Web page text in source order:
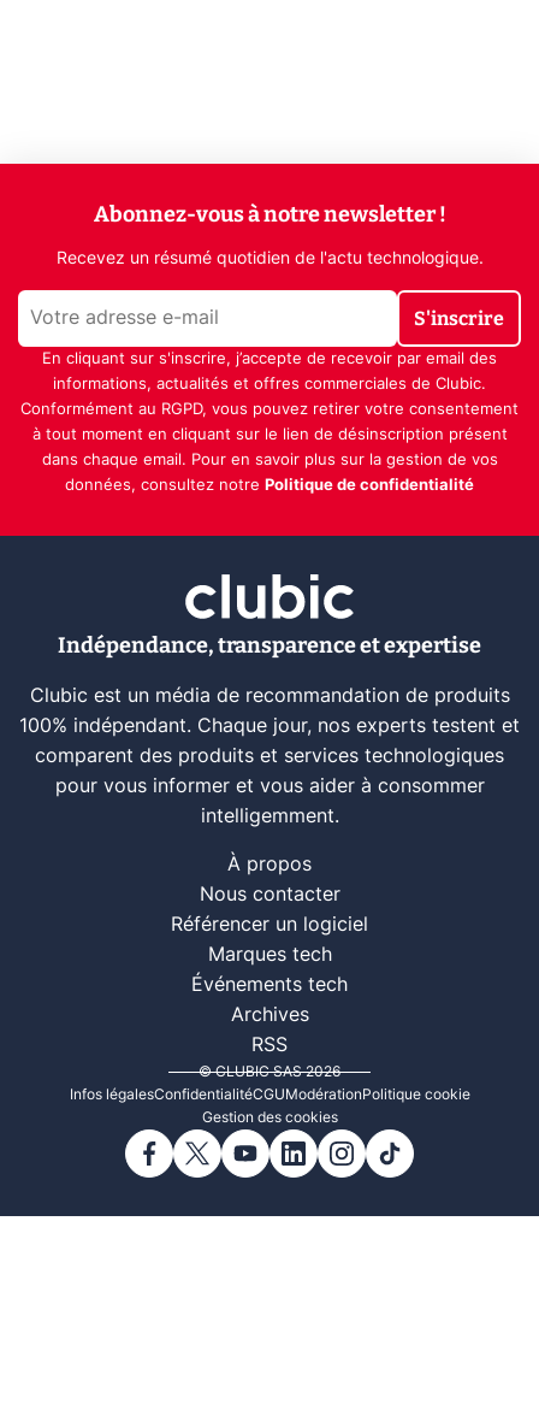
Abonnez-vous à notre newsletter !
Recevez un résumé quotidien de l'actu technologique.
S'inscrire
En cliquant sur s'inscrire, j’accepte de recevoir par email des
informations, actualités et offres commerciales de Clubic.
Conformément au RGPD, vous pouvez retirer votre consentement
à tout moment en cliquant sur le lien de désinscription présent
dans chaque email. Pour en savoir plus sur la gestion de vos
données, consultez notre Politique de confidentialité
Indépendance, transparence et expertise
Clubic est un média de recommandation de produits
100% indépendant. Chaque jour, nos experts testent et
comparent des produits et services technologiques
pour vous informer et vous aider à consommer
intelligemment.
À propos
Nous contacter
Référencer un logiciel
Marques tech
Événements tech
Archives
RSS
© CLUBIC SAS 2026
Infos légalesConfidentialitéCGUModérationPolitique cookie
Gestion des cookies